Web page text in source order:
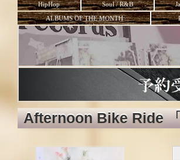
HipHop
Soul / R&B
ALBUMS OF THE MONTH
Afternoon Bike Ride